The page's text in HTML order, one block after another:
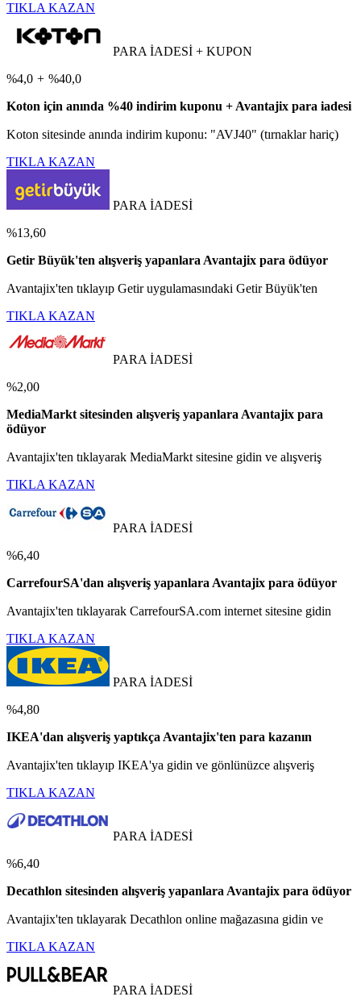
TIKLA KAZAN
PARA İADESİ + KUPON
%4,0 + %40,0
Koton için anında %40 indirim kuponu + Avantajix para iadesi
Koton sitesinde anında indirim kuponu: "AVJ40" (tırnaklar hariç)
TIKLA KAZAN
PARA İADESİ
%13,60
Getir Büyük'ten alışveriş yapanlara Avantajix para ödüyor
Avantajix'ten tıklayıp Getir uygulamasındaki Getir Büyük'ten
TIKLA KAZAN
PARA İADESİ
%2,00
MediaMarkt sitesinden alışveriş yapanlara Avantajix para
ödüyor
Avantajix'ten tıklayarak MediaMarkt sitesine gidin ve alışveriş
TIKLA KAZAN
PARA İADESİ
%6,40
CarrefourSA'dan alışveriş yapanlara Avantajix para ödüyor
Avantajix'ten tıklayarak CarrefourSA.com internet sitesine gidin
TIKLA KAZAN
PARA İADESİ
%4,80
IKEA'dan alışveriş yaptıkça Avantajix'ten para kazanın
Avantajix'ten tıklayıp IKEA'ya gidin ve gönlünüzce alışveriş
TIKLA KAZAN
PARA İADESİ
%6,40
Decathlon sitesinden alışveriş yapanlara Avantajix para ödüyor
Avantajix'ten tıklayarak Decathlon online mağazasına gidin ve
TIKLA KAZAN
PARA İADESİ